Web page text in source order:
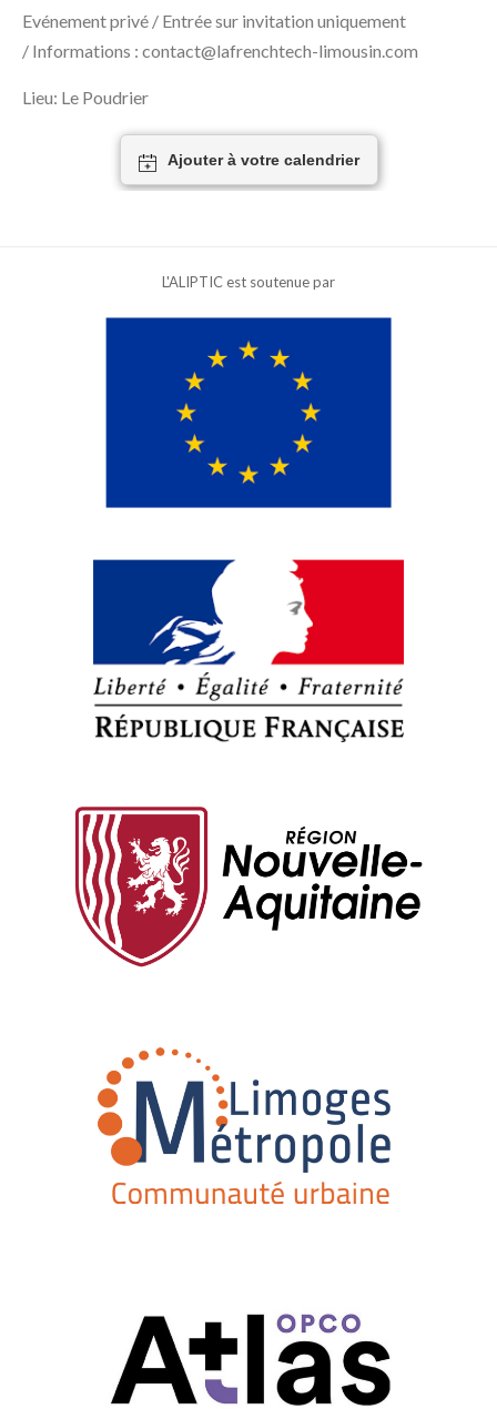
Evénement privé / Entrée sur invitation uniquement
/ Informations : contact@lafrenchtech-limousin.com
Lieu: Le Poudrier
Ajouter à votre calendrier
L'ALIPTIC est soutenue par